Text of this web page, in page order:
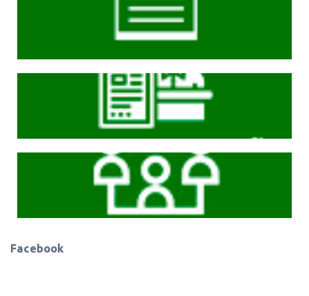
Cliqeu aqui
Cliqeu aqui
Cliqeu aqui
Facebook